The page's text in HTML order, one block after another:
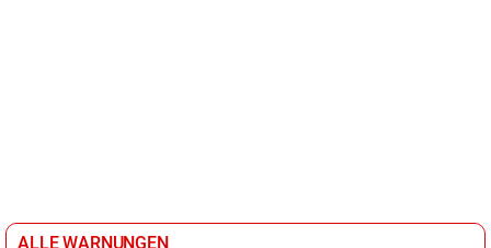
ALLE WARNUNGEN